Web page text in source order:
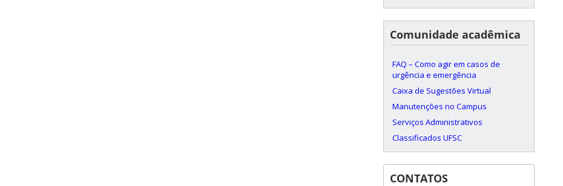
Comunidade acadêmica
FAQ – Como agir em casos de
urgência e emergência
Caixa de Sugestões Virtual
Manutenções no Campus
Serviços Administrativos
Classificados UFSC
CONTATOS